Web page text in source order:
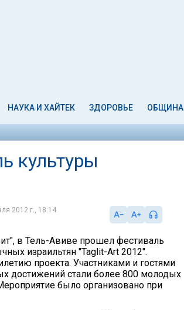
НАУКА И ХАЙТЕК ЗДОРОВЬЕ ОБЩИНА
культуры
2012 г., 18:14
в Тель-Авиве прошел фестиваль
израильтян "Taglit-Art 2012".
проекта. Участниками и гостями
достижений стали более 800 молодых
было организовано при